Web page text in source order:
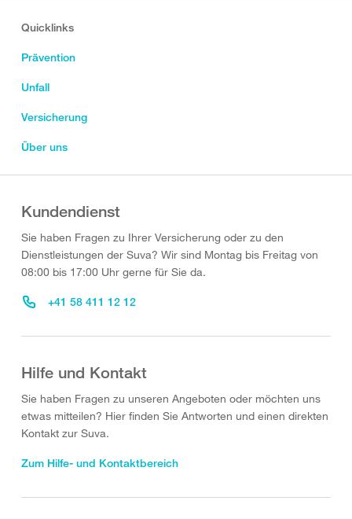
Quicklinks
Prävention
Unfall
Versicherung
Über uns
Kundendienst
Sie haben Fragen zu Ihrer Versicherung oder zu den
Dienstleistungen der Suva? Wir sind Montag bis Freitag von
08:00 bis 17:00 Uhr gerne für Sie da.
+41 58 411 12 12
Hilfe und Kontakt
Sie haben Fragen zu unseren Angeboten oder möchten uns
etwas mitteilen? Hier finden Sie Antworten und einen direkten
Kontakt zur Suva.
Zum Hilfe- und Kontaktbereich